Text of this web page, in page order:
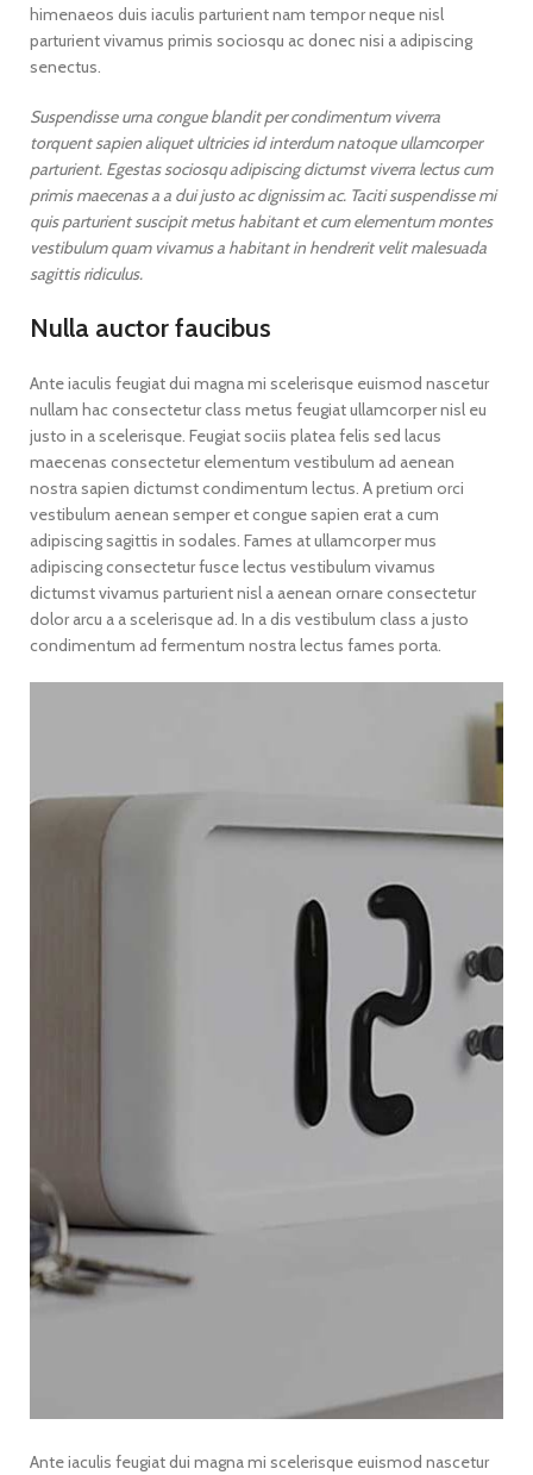
himenaeos duis iaculis parturient nam tempor neque nisl
parturient vivamus primis sociosqu ac donec nisi a adipiscing
senectus.
Suspendisse urna congue blandit per condimentum viverra
torquent sapien aliquet ultricies id interdum natoque ullamcorper
parturient. Egestas sociosqu adipiscing dictumst viverra lectus cum
primis maecenas a a dui justo ac dignissim ac. Taciti suspendisse mi
quis parturient suscipit metus habitant et cum elementum montes
vestibulum quam vivamus a habitant in hendrerit velit malesuada
sagittis ridiculus.
Nulla auctor faucibus
Ante iaculis feugiat dui magna mi scelerisque euismod nascetur
nullam hac consectetur class metus feugiat ullamcorper nisl eu
justo in a scelerisque. Feugiat sociis platea felis sed lacus
maecenas consectetur elementum vestibulum ad aenean
nostra sapien dictumst condimentum lectus. A pretium orci
vestibulum aenean semper et congue sapien erat a cum
adipiscing sagittis in sodales. Fames at ullamcorper mus
adipiscing consectetur fusce lectus vestibulum vivamus
dictumst vivamus parturient nisl a aenean ornare consectetur
dolor arcu a a scelerisque ad. In a dis vestibulum class a justo
condimentum ad fermentum nostra lectus fames porta.
Ante iaculis feugiat dui magna mi scelerisque euismod nascetur